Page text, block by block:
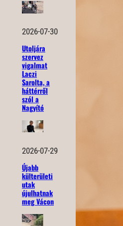
2026-07-30
Utoljára
szervez
vigalmat
Laczi
Sarolta, a
háttérről
szól a
Nagyító
2026-07-29
Újabb
külterületi
utak
újulhatnak
meg Vácon